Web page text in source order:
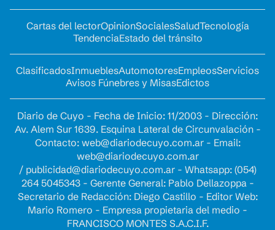
Cartas del lectorOpinionSocialesSaludTecnología
TendenciaEstado del tránsito
ClasificadosInmueblesAutomotoresEmpleosServicios
Avisos Fúnebres y MisasEdictos
Diario de Cuyo - Fecha de Inicio: 11/2003 - Dirección:
Av. Alem Sur 1639. Esquina Lateral de Circunvalación -
Contacto: web@diariodecuyo.com.ar- Email:
web@diariodecuyo.com.ar
/ publicidad@diariodecuyo.com.ar- Whatsapp: (054)
264 5045343 - Gerente General: Pablo Dellazoppa -
Secretario de Redacción: Diego Castillo - Editor Web:
Mario Romero - Empresa propietaria del medio -
FRANCISCO MONTES S.A.C.I.F.